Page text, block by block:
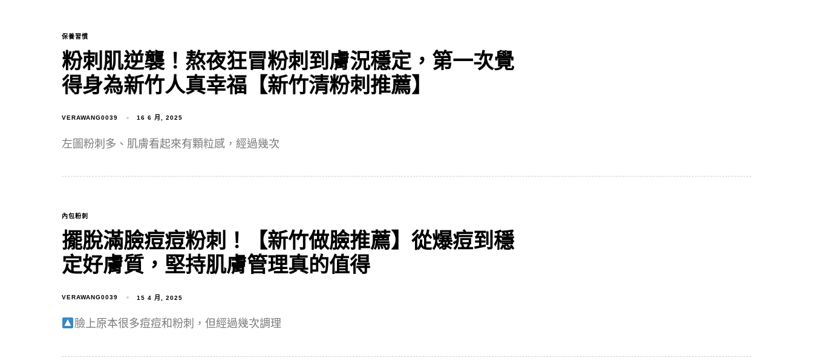
保養習慣
粉刺肌逆襲！熬夜狂冒粉刺到膚況穩定，第一次覺
得身為新竹人真幸福【新竹清粉刺推薦】
VERAWANG0039 16 6 月, 2025
左圖粉刺多、肌膚看起來有顆粒感，經過幾次
內包粉刺
擺脫滿臉痘痘粉刺！【新竹做臉推薦】從爆痘到穩
定好膚質，堅持肌膚管理真的值得
VERAWANG0039 15 4 月, 2025
臉上原本很多痘痘和粉刺，但經過幾次調理